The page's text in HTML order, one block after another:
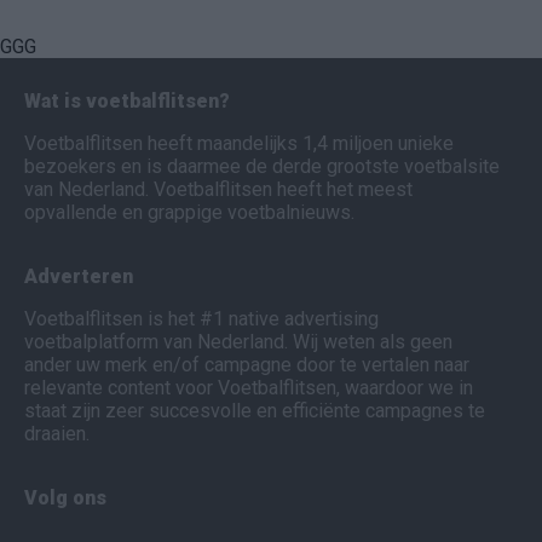
GGG
Wat is voetbalflitsen?
Voetbalflitsen heeft maandelijks 1,4 miljoen unieke
bezoekers en is daarmee de derde grootste voetbalsite
van Nederland. Voetbalflitsen heeft het meest
opvallende en grappige voetbalnieuws.
Adverteren
Voetbalflitsen is het #1 native advertising
voetbalplatform van Nederland. Wij weten als geen
ander uw merk en/of campagne door te vertalen naar
relevante content voor Voetbalflitsen, waardoor we in
staat zijn zeer succesvolle en efficiënte campagnes te
draaien.
Volg ons